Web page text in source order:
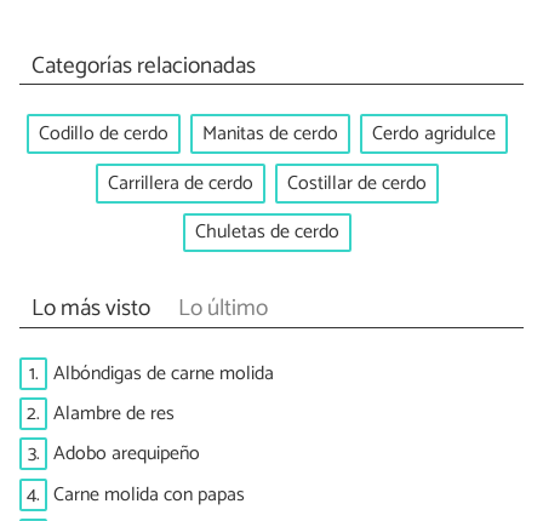
Categorías relacionadas
Codillo de cerdo Manitas de cerdo
Cerdo agridulce
Carrillera de cerdo
Costillar de cerdo
Chuletas de cerdo
Lo más visto Lo último
1. Albóndigas de carne molida
2. Alambre de res
3. Adobo arequipeño
4. Carne molida con papas